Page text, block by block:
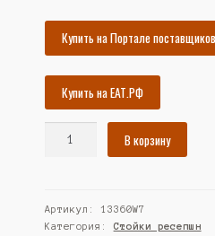
16049₽.
Купить на Портале поставщиков
Купить на ЕАТ.РФ
"ГЛАМУР"
№2
В корзину
Артикул:13360W7
Категория: Стойки ресепшн